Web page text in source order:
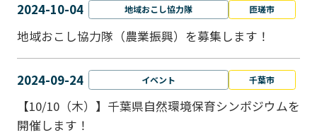
2024-10-04 地域おこし協力隊 匝瑳市
地域おこし協⼒隊（農業振興）を募集します！
2024-09-24 イベント 千葉市
【10/10（木）】千葉県自然環境保育シンポジウムを
開催します！